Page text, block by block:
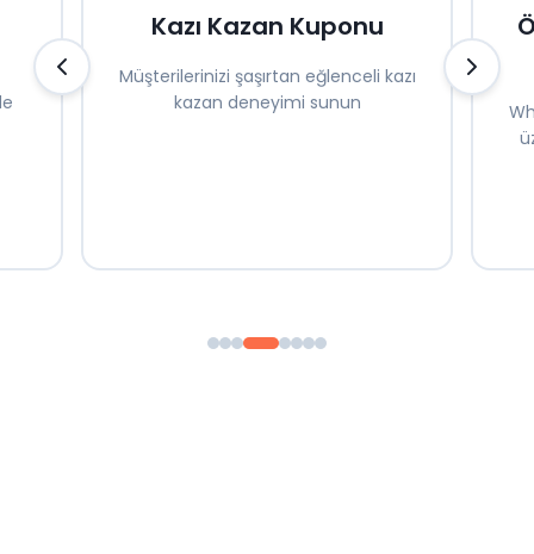
Kazı Kazan Kuponu
Müşterilerinizi şaşırtan eğlenceli kazı
kazan deneyimi sunun